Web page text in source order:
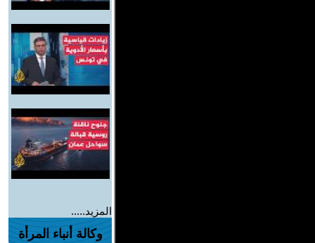
المزيد.....
وكالة أنباء المرأة